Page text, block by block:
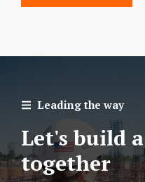
Leading the way
Let's build
together